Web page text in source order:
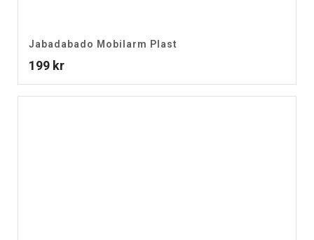
Jabadabado Mobilarm Plast
199 kr